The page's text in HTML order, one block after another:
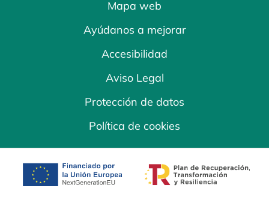
Mapa web
Ayúdanos a mejorar
Accesibilidad
Aviso Legal
Protección de datos
Política de cookies
se abre en una pestaña nuevase abre en una